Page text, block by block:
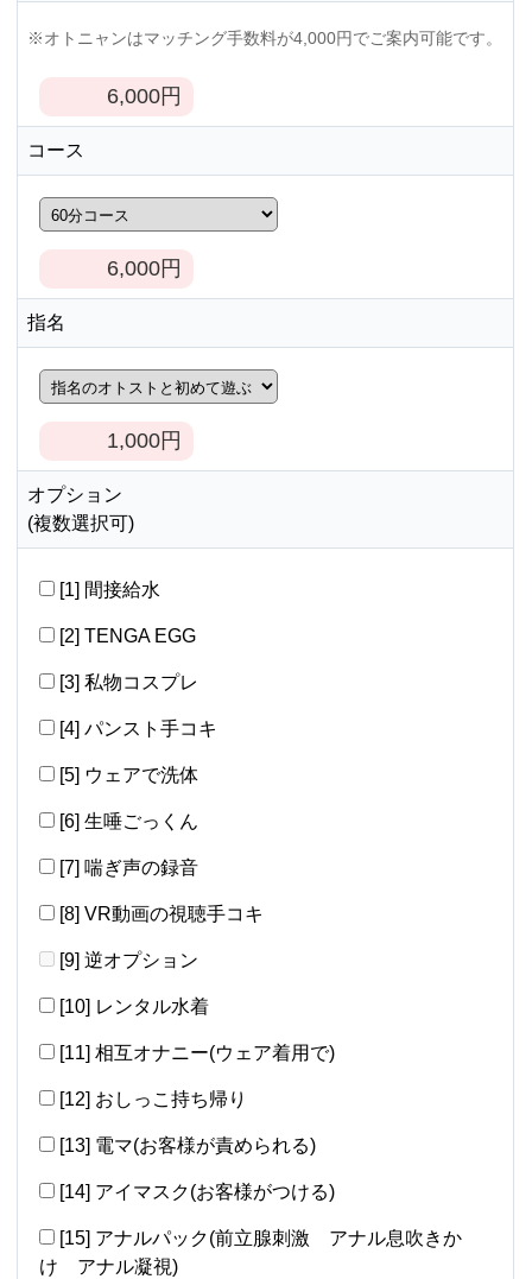
※オトニャンはマッチング手数料が4,000円でご案内可能です。
6,000円
コース
6,000円
指名
1,000円
オプション
(複数選択可)
[1] 間接給水
[2] TENGA EGG
[3] 私物コスプレ
[4] パンスト手コキ
[5] ウェアで洗体
[6] 生唾ごっくん
[7] 喘ぎ声の録音
[8] VR動画の視聴手コキ
[9] 逆オプション
[10] レンタル水着
[11] 相互オナニー(ウェア着用で)
[12] おしっこ持ち帰り
[13] 電マ(お客様が責められる)
[14] アイマスク(お客様がつける)
[15] アナルパック(前立腺刺激 アナル息吹きか
け アナル凝視)